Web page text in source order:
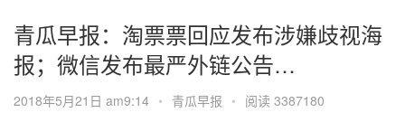
广告 元宇宙 房地产
Soul 360 百度 搜狗 爱奇艺 美柚
美图 最右 神马 谷歌 Facebook
Tiktok YouTube Yahoo Bing
卖货 脚本 话术 电商 私域 社群
涨粉 广告 推广 方案 策划 案例
数据 拉新 活动 用户 游戏 海外
青瓜早报：淘票票回应发布涉嫌歧视海
报；微信发布最严外链公告…
2018年5月21日 am9:14 • 青瓜早报 • 阅读 3387180